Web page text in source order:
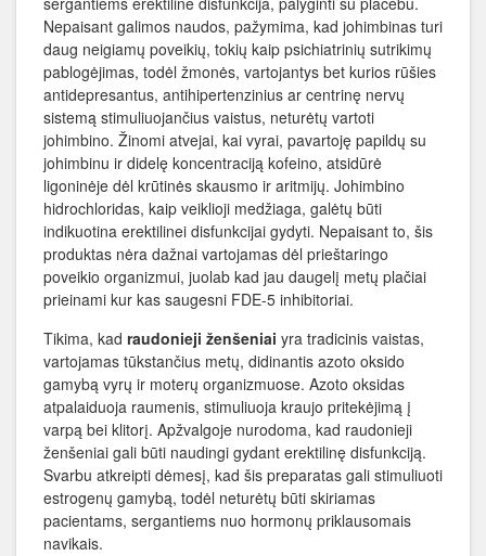
Nepaisant galimos naudos, pažymima, kad johimbinas turi
daug neigiamų poveikių, tokių kaip psichiatrinių sutrikimų
pablogėjimas, todėl žmonės, vartojantys bet kurios rūšies
antidepresantus, antihipertenzinius ar centrinę nervų
sistemą stimuliuojančius vaistus, neturėtų vartoti
johimbino. Žinomi atvejai, kai vyrai, pavartoję papildų su
johimbinu ir didelę koncentraciją kofeino, atsidūrė
ligoninėje dėl krūtinės skausmo ir aritmijų. Johimbino
hidrochloridas, kaip veiklioji medžiaga, galėtų būti
indikuotina erektilinei disfunkcijai gydyti. Nepaisant to, šis
produktas nėra dažnai vartojamas dėl prieštaringo
poveikio organizmui, juolab kad jau daugelį metų plačiai
prieinami kur kas saugesni FDE-5 inhibitoriai.
Tikima, kad raudonieji ženšeniai yra tradicinis vaistas,
vartojamas tūkstančius metų, didinantis azoto oksido
gamybą vyrų ir moterų organizmuose. Azoto oksidas
atpalaiduoja raumenis, stimuliuoja kraujo pritekėjimą į
varpą bei klitorį. Apžvalgoje nurodoma, kad raudonieji
ženšeniai gali būti naudingi gydant erektilinę disfunkciją.
Svarbu atkreipti dėmesį, kad šis preparatas gali stimuliuoti
estrogenų gamybą, todėl neturėtų būti skiriamas
pacientams, sergantiems nuo hormonų priklausomais
navikais.